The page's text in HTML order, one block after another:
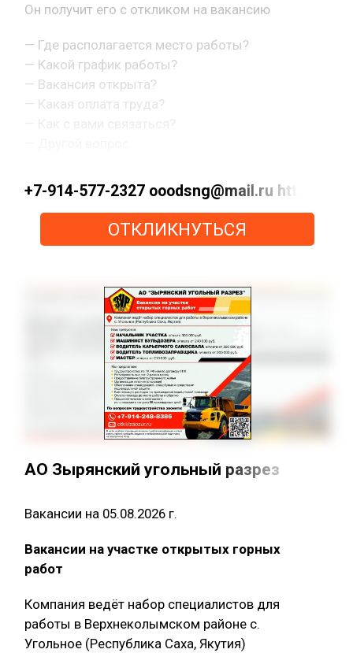
Он получит его с откликом на вакансию
— Где располагается место работы?
— Какой график работы?
— Вакансия открыта?
— Какая оплата труда?
+7-914-577-2327 ooodsng@mail.ru https://
ОТКЛИКНУТЬСЯ
АО Зырянский угольный разрез
Вакансии на 05.08.2026 г.
Вакансии на участке открытых горных
работ
Компания ведёт набор специалистов для
работы в Верхнеколымском районе с.
Угольное (Республика Саха, Якутия)